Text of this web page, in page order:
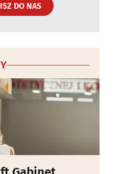
DO NAS